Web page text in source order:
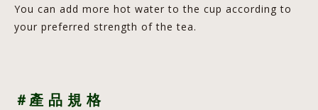
You can add more hot water to the cup according to
your preferred strength of the tea.
＃產 品 規 格